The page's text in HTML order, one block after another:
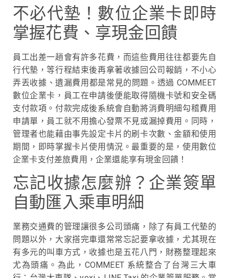
不必代墊！數位企業卡即時
掌握花費、享現金回饋
員工出差一趟會有許多花費，而這些費用往往都要先自
行代墊，等行程結束後再拿著收據回公司報銷，不小心
弄丟收據、遺漏費用都是常見的問題。透過 COMMEET
數位企業卡，員工在申請後便能取得隨機卡號和安全碼
支付款項。付款完成後系統會自動將消費明細勾稽費用
申請單，員工就不用擔心發票不見或漏掉費用。 同時，
管理者也能藉由事先設定卡片的刷卡次數、金額和使用
期間，即時掌握卡片使用情況。最重要的是，使用數位
企業卡支付差旅費用，企業還能享有現金回饋！
忘記收據怎麼辦？企業簽單
自動匯入乘車明細
業務交通費的管理讓很多公司頭痛，除了有員工代墊的
問題以外，大家搭完車還常常忘記要拿收據，尤其現在
有多元的叫車方式，收據也是五花八門，財務整理起來
尤為頭痛。為此，COMMEET 系統整合了台灣三大車